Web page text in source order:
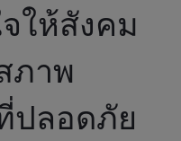
ให้สังคม
ภาพ
ปลอดภัย